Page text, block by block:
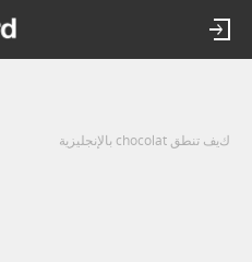
كيف تنطق chocolat بالإنجليزية